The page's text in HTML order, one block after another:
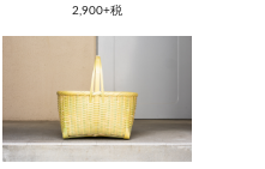
2,900+税